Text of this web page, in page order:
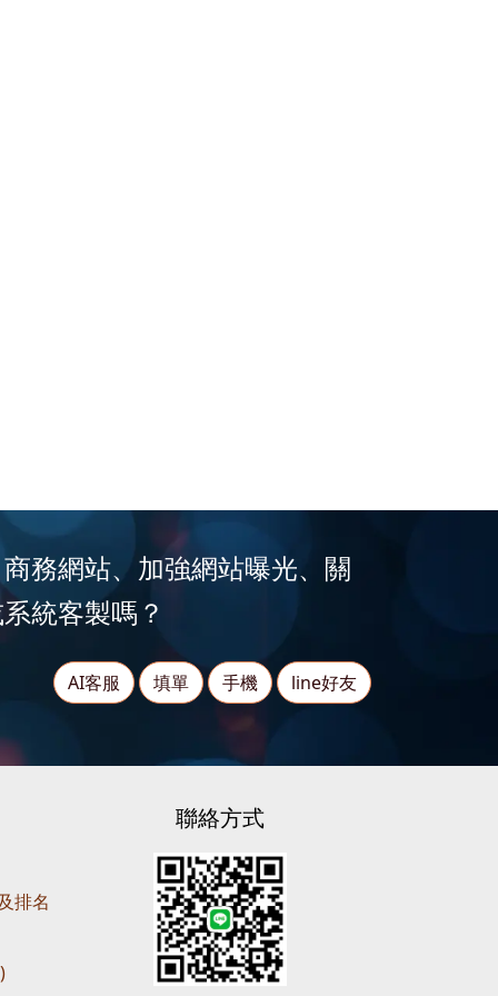
務網站、加強網站曝光、關
統客製嗎？
AI客服 填單 手機 line好友
排名
聯絡方式